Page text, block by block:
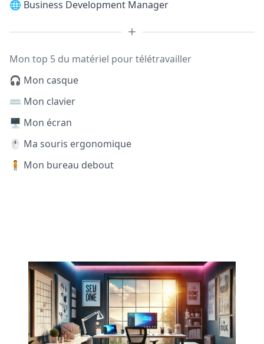
🌐 Business Development Manager
Mon top 5 du matériel pour télétravailler
🎧 Mon casque
⌨️ Mon clavier
🖥️ Mon écran
🖱️ Ma souris ergonomique
🧍 Mon bureau debout